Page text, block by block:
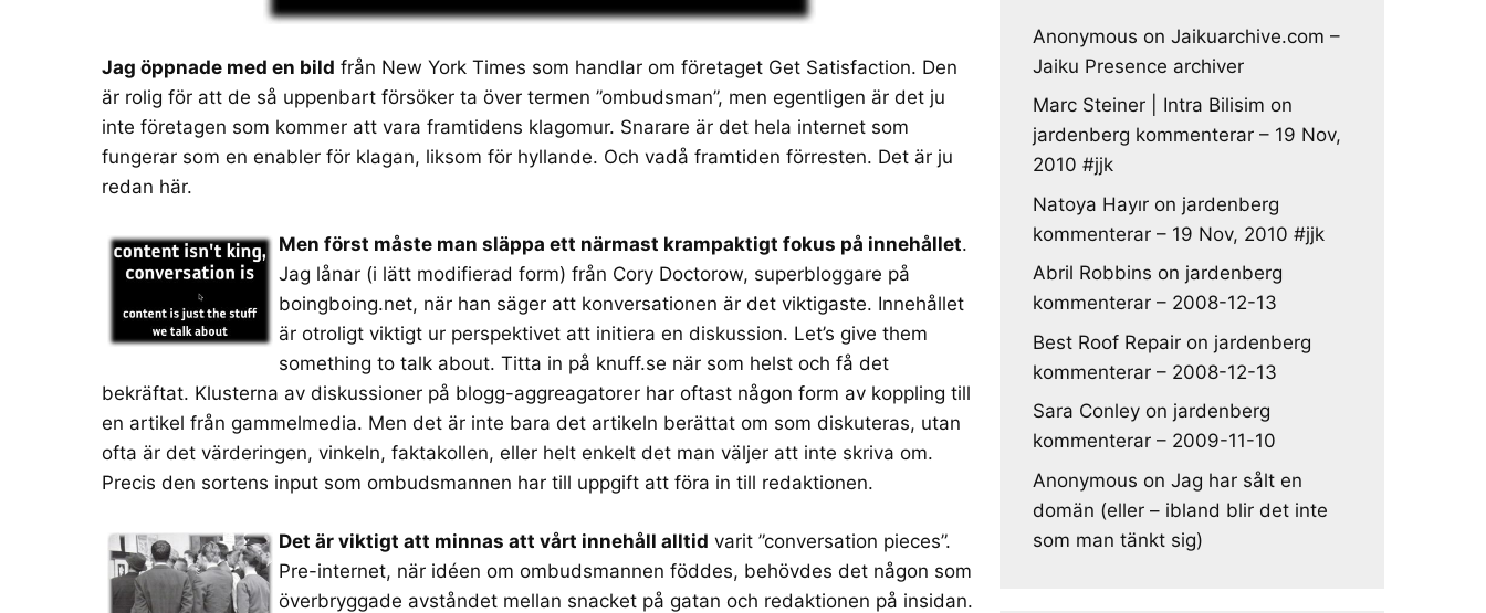
Jag öppnade med en bild från New York Times som handlar om företaget Get Satisfaction. Den
är rolig för att de så uppenbart försöker ta över termen ”ombudsman”, men egentligen är det ju
inte företagen som kommer att vara framtidens klagomur. Snarare är det hela internet som
fungerar som en enabler för klagan, liksom för hyllande. Och vadå framtiden förresten. Det är ju
redan här.
Men först måste man släppa ett närmast krampaktigt fokus på innehållet.
Jag lånar (i lätt modifierad form) från Cory Doctorow, superbloggare på
boingboing.net, när han säger att konversationen är det viktigaste. Innehållet
är otroligt viktigt ur perspektivet att initiera en diskussion. Let’s give them
something to talk about. Titta in på knuff.se när som helst och få det
bekräftat. Klusterna av diskussioner på blogg-aggreagatorer har oftast någon form av koppling till
en artikel från gammelmedia. Men det är inte bara det artikeln berättat om som diskuteras, utan
ofta är det värderingen, vinkeln, faktakollen, eller helt enkelt det man väljer att inte skriva om.
Precis den sortens input som ombudsmannen har till uppgift att föra in till redaktionen.
Det är viktigt att minnas att vårt innehåll alltid varit ”conversation pieces”.
Pre-internet, när idéen om ombudsmannen föddes, behövdes det någon som
överbryggade avståndet mellan snacket på gatan och redaktionen på insidan.
Anonymous on Jaikuarchive.com –
Jaiku Presence archiver
Marc Steiner | Intra Bilisim on
jardenberg kommenterar – 19 Nov,
2010 #jjk
Natoya Hayır on jardenberg
kommenterar – 19 Nov, 2010 #jjk
Abril Robbins on jardenberg
kommenterar – 2008-12-13
Best Roof Repair on jardenberg
kommenterar – 2008-12-13
Sara Conley on jardenberg
kommenterar – 2009-11-10
Anonymous on Jag har sålt en
domän (eller – ibland blir det inte
som man tänkt sig)